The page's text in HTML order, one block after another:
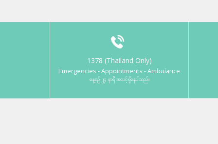
1378 (Thailand Only)
Emergencies - Appointments - Ambulance
နေ့စဉ် ၂၄ နာရီ အသင့်ရှိနေပါသည်။